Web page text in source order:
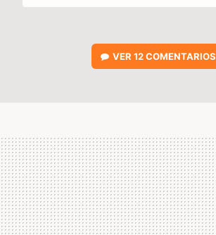
VER12 COMENTARIOS